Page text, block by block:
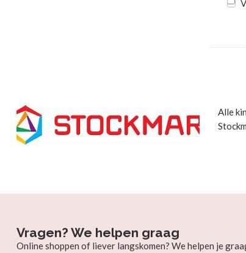
Alle
Vragen? We helpen graag
Online shoppen of liever langskomen? We helpen je